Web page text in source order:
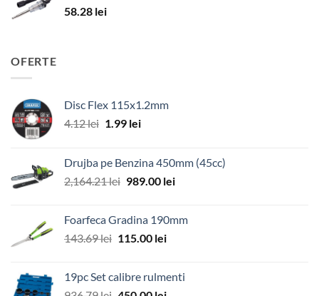
58.28 lei
OFERTE
Disc Flex 115x1.2mm
4.12lei Prețul
fost:
4.12 lei.
1.99 leiPrețul
1.99 lei.
Drujba pe Benzina 450mm (45cc)
2,164.21lei Prețul
fost:
2,164.21 lei.
989.00 leiPrețul
989.00 lei.
Foarfeca Gradina 190mm
143.69lei Prețul
fost:
115.00 leiPrețul
115.00 lei.
19pc Set calibre rulmenti